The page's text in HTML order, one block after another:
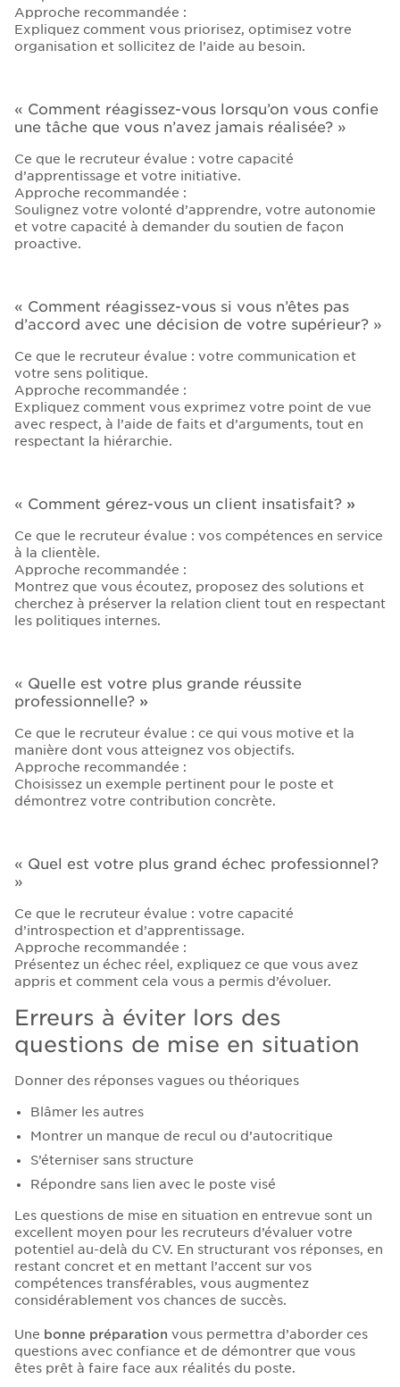
Approche recommandée :
Expliquez comment vous priorisez, optimisez votre
organisation et sollicitez de l’aide au besoin.
« Comment réagissez-vous lorsqu’on vous confie
une tâche que vous n’avez jamais réalisée? »
Ce que le recruteur évalue : votre capacité
d’apprentissage et votre initiative.
Approche recommandée :
Soulignez votre volonté d’apprendre, votre autonomie
et votre capacité à demander du soutien de façon
proactive.
« Comment réagissez-vous si vous n’êtes pas
d’accord avec une décision de votre supérieur? »
Ce que le recruteur évalue : votre communication et
votre sens politique.
Approche recommandée :
Expliquez comment vous exprimez votre point de vue
avec respect, à l’aide de faits et d’arguments, tout en
respectant la hiérarchie.
« Comment gérez-vous un client insatisfait? »
Ce que le recruteur évalue : vos compétences en service
à la clientèle.
Approche recommandée :
Montrez que vous écoutez, proposez des solutions et
cherchez à préserver la relation client tout en respectant
les politiques internes.
« Quelle est votre plus grande réussite
professionnelle? »
Ce que le recruteur évalue : ce qui vous motive et la
manière dont vous atteignez vos objectifs.
Approche recommandée :
Choisissez un exemple pertinent pour le poste et
démontrez votre contribution concrète.
« Quel est votre plus grand échec professionnel?
»
Ce que le recruteur évalue : votre capacité
d’introspection et d’apprentissage.
Approche recommandée :
Présentez un échec réel, expliquez ce que vous avez
appris et comment cela vous a permis d’évoluer.
Erreurs à éviter lors des
questions de mise en situation
Donner des réponses vagues ou théoriques
Blâmer les autres
Montrer un manque de recul ou d’autocritique
S’éterniser sans structure
Répondre sans lien avec le poste visé
Les questions de mise en situation en entrevue sont un
excellent moyen pour les recruteurs d’évaluer votre
potentiel au-delà du CV. En structurant vos réponses, en
restant concret et en mettant l’accent sur vos
compétences transférables, vous augmentez
considérablement vos chances de succès.
Une bonne préparation vous permettra d’aborder ces
questions avec confiance et de démontrer que vous
êtes prêt à faire face aux réalités du poste.